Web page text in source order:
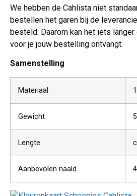
We hebben de Cahlista niet
bestellen het garen bij de
besteld. Daarom kan het iets
voor je jouw bestelling ontvangt.
Samenstelling
Materiaal
Gewicht
Lengte
Aanbevolen naald